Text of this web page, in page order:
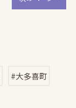
#大多喜町